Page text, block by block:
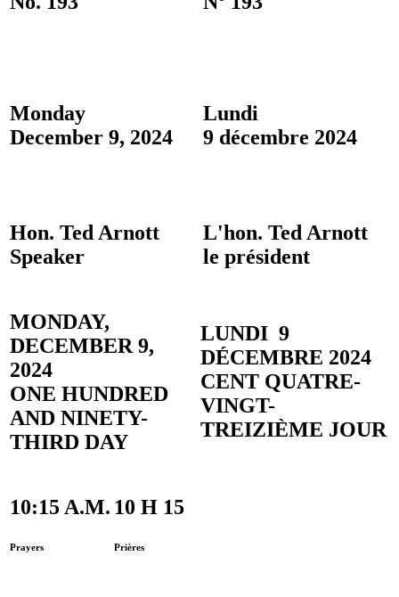
Monday
December 9, 2024
Lundi
9 décembre 2024
Hon. Ted Arnott
Speaker
L'hon. Ted Arnott
le président
MONDAY,
DECEMBER 9,
2024
ONE HUNDRED
AND NINETY-
THIRD DAY
LUNDI 9
DÉCEMBRE 2024
CENT QUATRE-
VINGT-
TREIZIÈME JOUR
10:15 A.M.
Prayers
10 H 15
Prières